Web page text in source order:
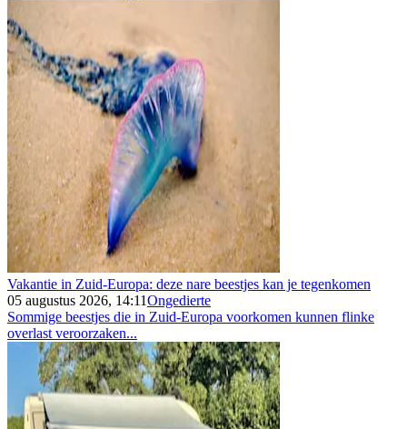
Vakantie in Zuid-Europa: deze nare beestjes kan je tegenkomen
05 augustus 2026, 14:11Ongedierte
Sommige beestjes die in Zuid-Europa voorkomen kunnen flinke
overlast veroorzaken...